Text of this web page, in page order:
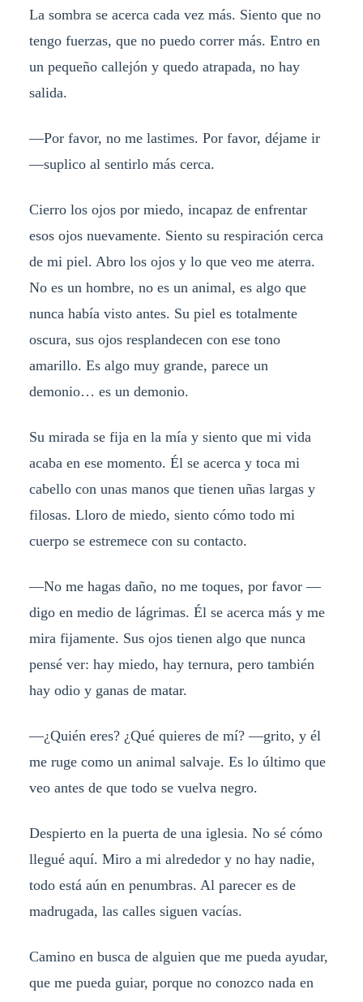
La sombra se acerca cada vez más. Siento que no
tengo fuerzas, que no puedo correr más. Entro en
un pequeño callejón y quedo atrapada, no hay
salida.
—Por favor, no me lastimes. Por favor, déjame ir
—suplico al sentirlo más cerca.
Cierro los ojos por miedo, incapaz de enfrentar
esos ojos nuevamente. Siento su respiración cerca
de mi piel. Abro los ojos y lo que veo me aterra.
No es un hombre, no es un animal, es algo que
nunca había visto antes. Su piel es totalmente
oscura, sus ojos resplandecen con ese tono
amarillo. Es algo muy grande, parece un
demonio… es un demonio.
Su mirada se fija en la mía y siento que mi vida
acaba en ese momento. Él se acerca y toca mi
cabello con unas manos que tienen uñas largas y
filosas. Lloro de miedo, siento cómo todo mi
cuerpo se estremece con su contacto.
—No me hagas daño, no me toques, por favor —
digo en medio de lágrimas. Él se acerca más y me
mira fijamente. Sus ojos tienen algo que nunca
pensé ver: hay miedo, hay ternura, pero también
hay odio y ganas de matar.
—¿Quién eres? ¿Qué quieres de mí? —grito, y él
me ruge como un animal salvaje. Es lo último que
veo antes de que todo se vuelva negro.
Despierto en la puerta de una iglesia. No sé cómo
llegué aquí. Miro a mi alrededor y no hay nadie,
todo está aún en penumbras. Al parecer es de
madrugada, las calles siguen vacías.
Camino en busca de alguien que me pueda ayudar,
que me pueda guiar, porque no conozco nada en